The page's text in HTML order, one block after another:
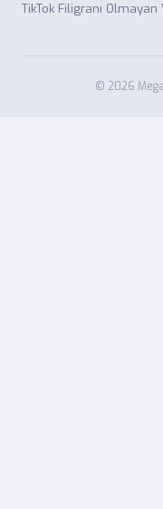
TikTok Filigranı
© 2026